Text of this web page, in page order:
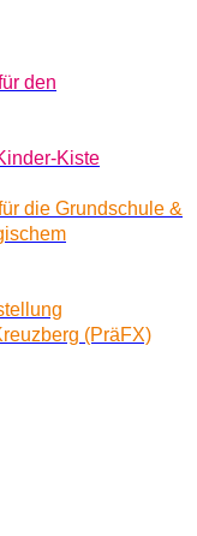
den
Kiste
die Grundschule &
(PräFX)